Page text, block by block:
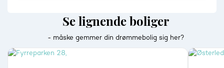
Se lignende boliger
- måske gemmer din drømmebolig sig her?